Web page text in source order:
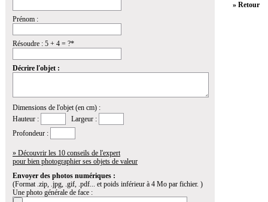
Prénom :
Résoudre : 5 + 4 = ?*
Décrire l'objet :
Dimensions de l'objet (en cm) :
Hauteur :
Largeur :
Profondeur :
» Découvrir les 10 conseils de l'expert
pour bien photographier ses objets de valeur
Envoyer des photos numériques :
(Format .zip, .jpg, .gif, .pdf... et poids inférieur à 4 Mo par fichier. )
Une photo générale de face :
» Retour